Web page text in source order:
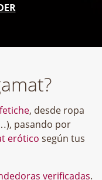
, desde ropa
pasando por
erótico según tus
verificadas.